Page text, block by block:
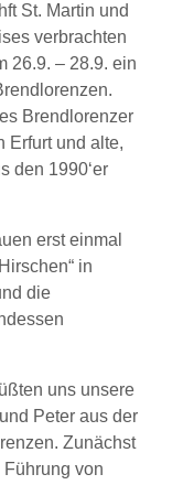
St. Martin und
verbrachten
26.9. – 28.9. ein
Brendlorenzer
Erfurt und alte,
den 1990‘er
erst einmal
in
die
uns unsere
Peter aus der
Zunächst
von